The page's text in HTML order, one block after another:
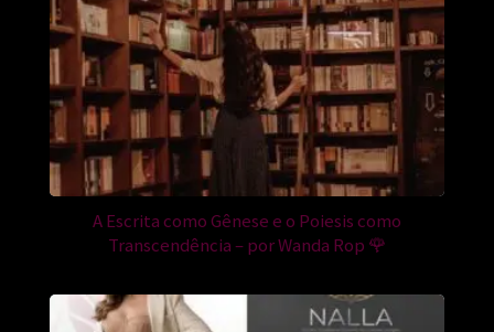
A Escrita como Gênese e o Poiesis como
Transcendência – por Wanda Rop 🌹